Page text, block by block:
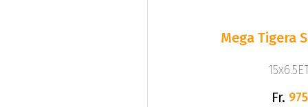
Mega Tigera
Fr.